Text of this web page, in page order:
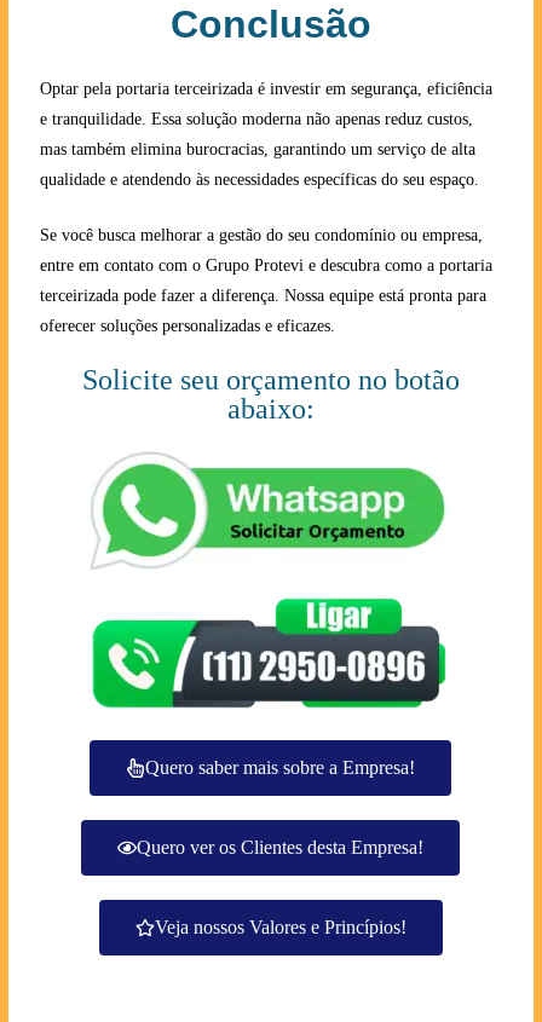
Conclusão
Optar pela portaria terceirizada é investir em segurança, eficiência
e tranquilidade. Essa solução moderna não apenas reduz custos,
mas também elimina burocracias, garantindo um serviço de alta
qualidade e atendendo às necessidades específicas do seu espaço.
Se você busca melhorar a gestão do seu condomínio ou empresa,
entre em contato com o Grupo Protevi e descubra como a portaria
terceirizada pode fazer a diferença. Nossa equipe está pronta para
oferecer soluções personalizadas e eficazes.
Solicite seu orçamento no botão
abaixo:
Quero saber mais sobre a Empresa!
Quero ver os Clientes desta Empresa!
Veja nossos Valores e Princípios!